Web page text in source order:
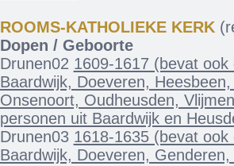
ROOMS-KATHOLIEKE KERK
Dopen / Geboorte
Drunen02 1609-1617 (bevat
Baardwijk, Doeveren,
Onsenoort, Oudheusden,
personen uit Baardwijk en
Drunen03 1618-1635 (bevat
Baardwijk, Doeveren,